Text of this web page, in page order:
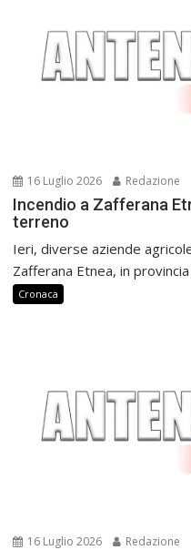
16 Luglio 2026 Redazione
Incendio a Zafferana
terreno
Ieri, diverse aziende
Zafferana Etnea, in
Cronaca
16 Luglio 2026 Redazione